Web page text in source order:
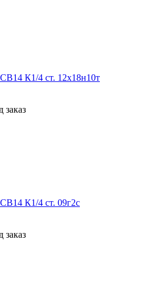
К1/4 ст. 12х18н10т
заказ
К1/4 ст. 09г2с
заказ